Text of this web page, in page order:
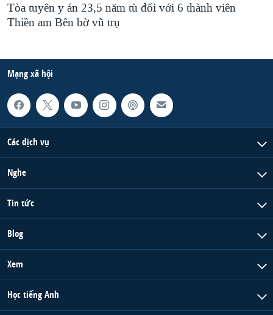
Tòa tuyên y án 23,5 năm tù đối với 6 thành viên
Thiền am Bên bờ vũ trụ
Mạng xã hội
Các dịch vụ
Nghe
Tin tức
Blog
Xem
Học tiếng Anh